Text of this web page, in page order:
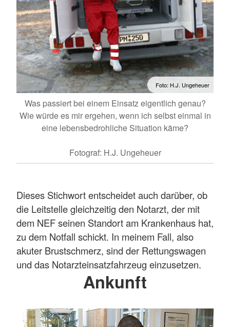
Foto: H.J. Ungeheuer
Was passiert bei einem Einsatz eigentlich genau?
Wie würde es mir ergehen, wenn ich selbst einmal in
eine lebensbedrohliche Situation käme?
Fotograf: H.J. Ungeheuer
Dieses Stichwort entscheidet auch darüber, ob
die Leitstelle gleichzeitig den Notarzt, der mit
dem NEF seinen Standort am Krankenhaus hat,
zu dem Notfall schickt. In meinem Fall, also
akuter Brustschmerz, sind der Rettungswagen
und das Notarzteinsatzfahrzeug einzusetzen.
Ankunft